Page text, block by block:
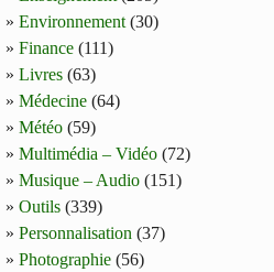
Environnement (30)
Finance (111)
Livres (63)
Médecine (64)
Météo (59)
Multimédia – Vidéo (72)
Musique – Audio (151)
Outils (339)
Personnalisation (37)
Photographie (56)